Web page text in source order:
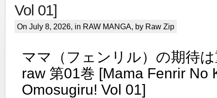
Vol 01]
On July 8, 2026, in RAW MANGA, by Raw Zip
ママ（フェンリル）の期待
raw 第01巻 [Mama Fenrir No
Omosugiru! Vol 01]